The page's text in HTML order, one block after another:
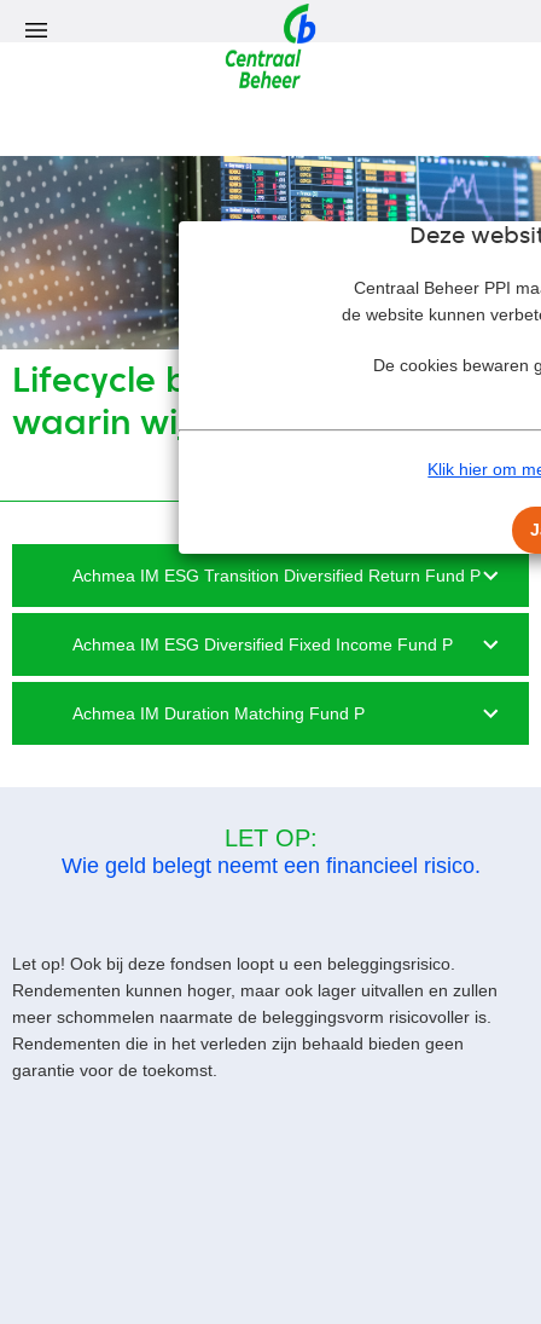
Deze
Centraal Beheer PPI
de website kunnen
De cookies bewaren
Klik hier om
Lifecycle beleggingsfondsen
waarin wij voor u beleggen
Achmea IM ESG Transition Diversified Return Fund P
Achmea IM ESG Diversified Fixed Income Fund P
Achmea IM Duration Matching Fund P
LET OP:
Wie geld belegt neemt een financieel risico.
Let op! Ook bij deze fondsen loopt u een beleggingsrisico.
Rendementen kunnen hoger, maar ook lager uitvallen en zullen
meer schommelen naarmate de beleggingsvorm risicovoller is.
Rendementen die in het verleden zijn behaald bieden geen
garantie voor de toekomst.